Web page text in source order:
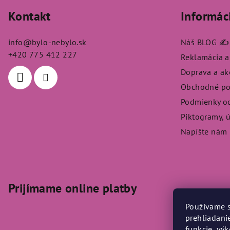
Používame
pKontakt
info@bylo-nebylo.sk
+420 775 412 227
Náš BLOG ✍️
Reklamácia
Doprava a
Obchodné
Podmienky
Piktogramy,
Napíšte nám
Prijímame online platby